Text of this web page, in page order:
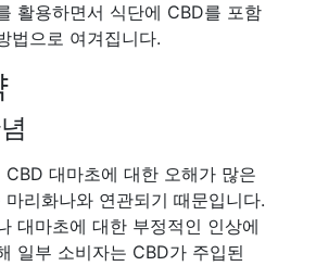
활용하면서 식단에 CBD를 포함
법으로 여겨집니다.
CBD 대마초에 대한 오해가 많은
리화나와 연관되기 때문입니다.
대마초에 대한 부정적인 인상에
일부 소비자는 CBD가 주입된